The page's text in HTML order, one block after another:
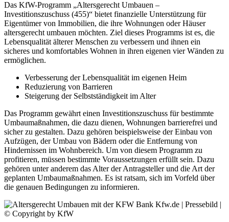
Das KfW-Programm „Altersgerecht Umbauen –
Investitionszuschuss (455)“ bietet finanzielle Unterstützung für
Eigentümer von Immobilien, die ihre Wohnungen oder Häuser
altersgerecht umbauen möchten. Ziel dieses Programms ist es, die
Lebensqualität älterer Menschen zu verbessern und ihnen ein
sicheres und komfortables Wohnen in ihren eigenen vier Wänden zu
ermöglichen.
Verbesserung der Lebensqualität im eigenen Heim
Reduzierung von Barrieren
Steigerung der Selbstständigkeit im Alter
Das Programm gewährt einen Investitionszuschuss für bestimmte
Umbaumaßnahmen, die dazu dienen, Wohnungen barrierefrei und
sicher zu gestalten. Dazu gehören beispielsweise der Einbau von
Aufzügen, der Umbau von Bädern oder die Entfernung von
Hindernissen im Wohnbereich. Um von diesem Programm zu
profitieren, müssen bestimmte Voraussetzungen erfüllt sein. Dazu
gehören unter anderem das Alter der Antragsteller und die Art der
geplanten Umbaumaßnahmen. Es ist ratsam, sich im Vorfeld über
die genauen Bedingungen zu informieren.
Kfw.de | Pressebild |
© Copyright by KfW